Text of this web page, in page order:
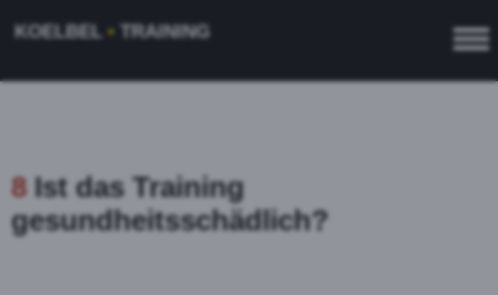
KOELBEL • TRAINING
8Ist das Training
gesundheitsschädlich?